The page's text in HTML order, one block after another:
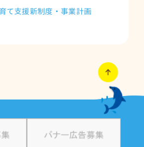
て支援新制度・事業計画